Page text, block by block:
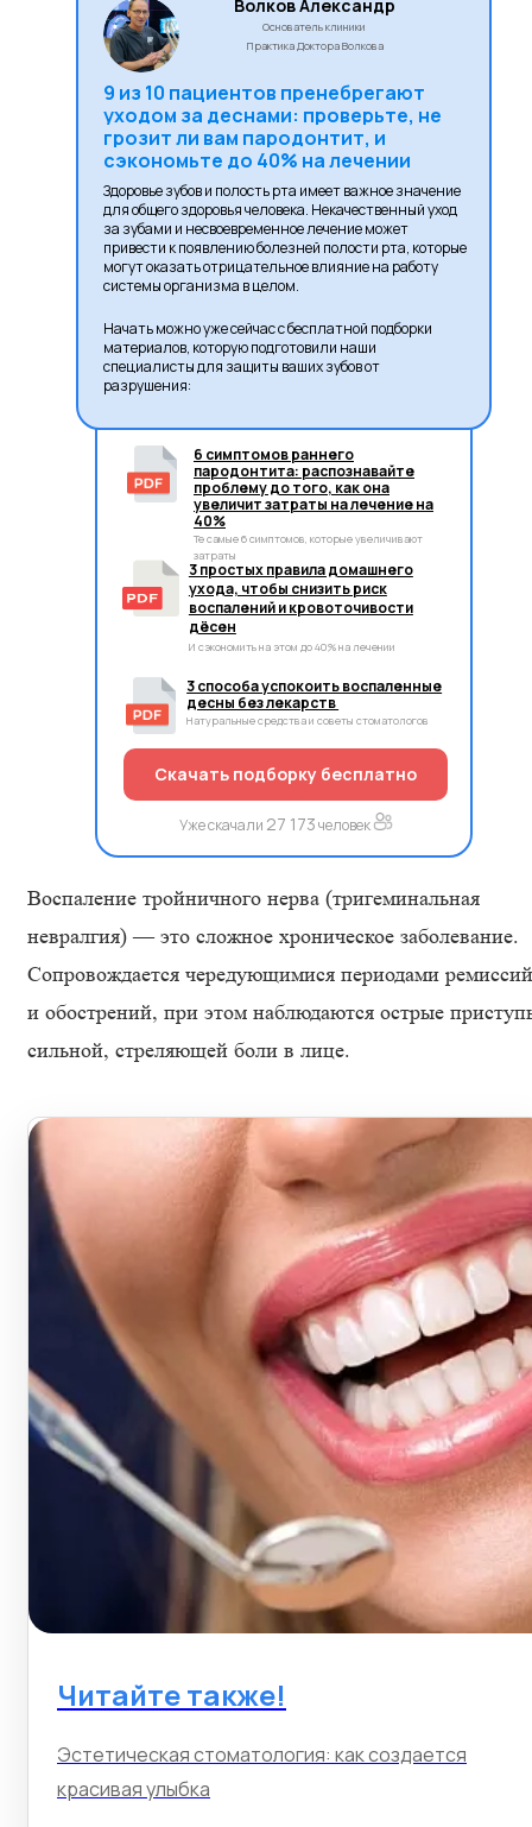
Волков Александр
Основатель клиники
Практика Доктора Волкова
9 из 10 пациентов пренебрегают
уходом за деснами: проверьте, не
грозит ли вам пародонтит, и
сэкономьте до 40% на лечении
Здоровье зубов и полость рта имеет важное значение
для общего здоровья человека. Некачественный уход
за зубами и несвоевременное лечение может
привести к появлению болезней полости рта, которые
могут оказать отрицательное влияние на работу
системы организма в целом.
Начать можно уже сейчас с бесплатной подборки
материалов, которую подготовили наши
специалисты для защиты ваших зубов от
разрушения:
6 симптомов раннего
пародонтита: распознавайте
проблему до того, как она
увеличит затраты на лечение на
40%
Те самые 6 симптомов, которые увеличивают
затраты
3 простых правила домашнего
ухода, чтобы снизить риск
воспалений и кровоточивости
дёсен
И сэкономить на этом до 40% на лечении
3 способа успокоить воспаленные
десны без лекарств
Натуральные средства и советы стоматологов
Скачать подборку бесплатно
Уже скачали 27 173человек
Воспаление тройничного нерва (тригеминальная
невралгия) — это сложное хроническое заболевание.
Сопровождается чередующимися периодами ремиссий
и обострений, при этом наблюдаются острые
сильной, стреляющей боли в лице.
Читайте также!
Эстетическая стоматология: как создается
красивая улыбка